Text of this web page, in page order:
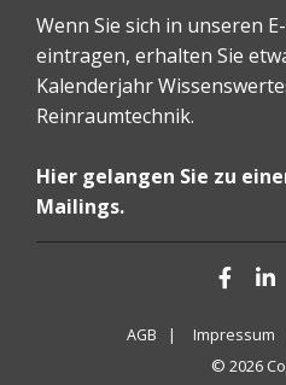
Wenn Sie sich in unseren
eintragen, erhalten Sie
Kalenderjahr
Reinraumtechnik.
Hier gelangen Sie zu
Mailings.
AGB | Impressum
© 2026